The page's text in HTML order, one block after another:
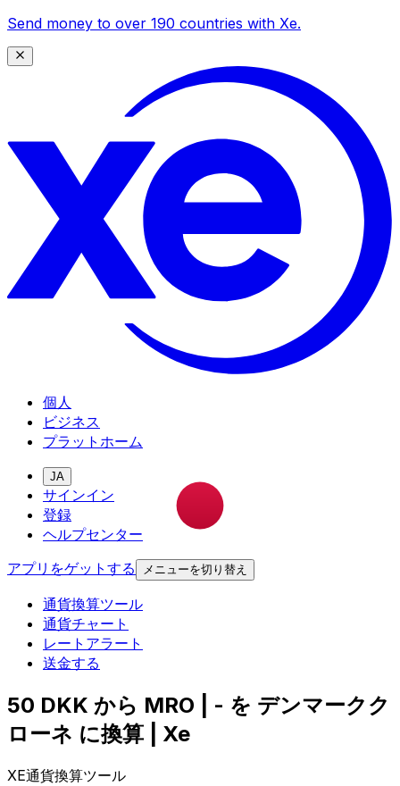
Send money to over 190 countries with Xe.
個人
ビジネス
プラットホーム
JA
サインイン
登録
ヘルプセンター
アプリをゲットする
メニューを切り替え
通貨換算ツール
通貨チャート
レートアラート
送金する
50 DKK から MRO | - を デンマークク
ローネ に換算 | Xe
XE通貨換算ツール